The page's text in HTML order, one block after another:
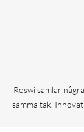
Roswi samlar
samma tak.